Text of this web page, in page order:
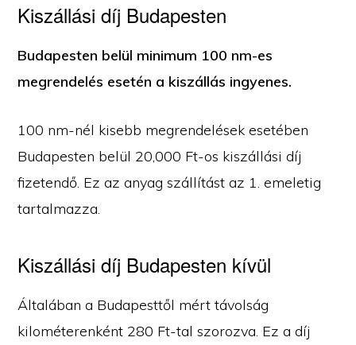
Kiszállási díj Budapesten
Budapesten belül minimum 100 nm-es
megrendelés esetén a kiszállás ingyenes.
100 nm-nél kisebb megrendelések esetében
Budapesten belül 20,000 Ft-os kiszállási díj
fizetendő. Ez az anyag szállítást az 1. emeletig
tartalmazza.
Kiszállási díj Budapesten kívül
Általában a Budapesttől mért távolság
kilométerenként 280 Ft-tal szorozva. Ez a díj